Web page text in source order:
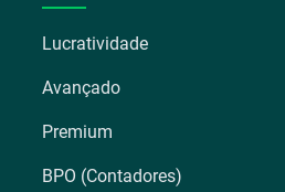
Lucratividade
Avançado
Premium
BPO (Contadores)